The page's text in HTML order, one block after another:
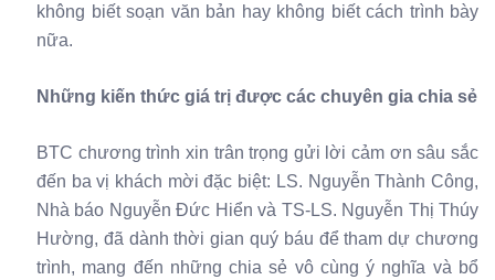
không biết soạn văn bản hay không biết cách trình bày
nữa.
Những kiến thức giá trị được các chuyên gia chia sẻ
BTC chương trình xin trân trọng gửi lời cảm ơn sâu sắc
đến ba vị khách mời đặc biệt: LS. Nguyễn Thành Công,
Nhà báo Nguyễn Đức Hiển và TS-LS. Nguyễn Thị Thúy
Hường, đã dành thời gian quý báu để tham dự chương
trình, mang đến những chia sẻ vô cùng ý nghĩa và bổ